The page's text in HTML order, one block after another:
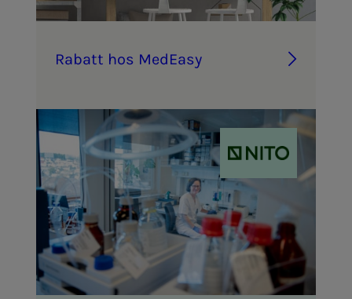
Ra­­­batt hos Med­­­Ea­­­sy